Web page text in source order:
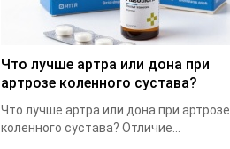
Что лучше артра или дона при
артрозе коленного сустава?
Что лучше артра или дона при артрозе
коленного сустава? Отличие...